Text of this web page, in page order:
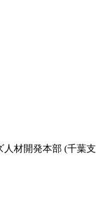
材開発本部 (千葉支